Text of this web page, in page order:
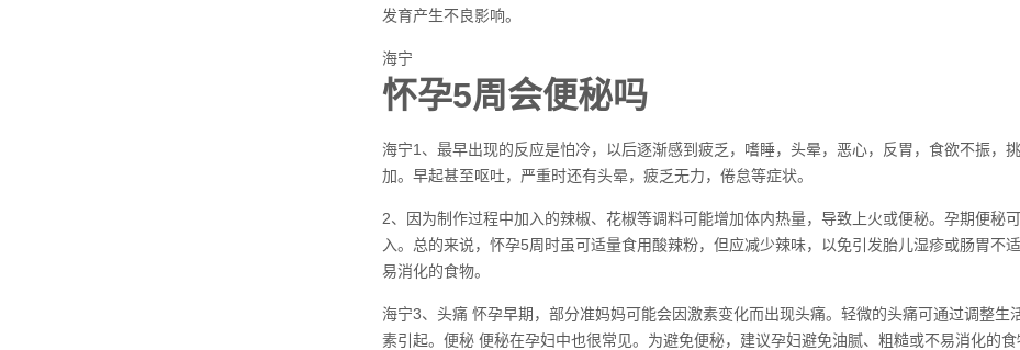
发育产生不良影响。
海宁
怀孕5周会便秘吗
海宁1、最早出现的反应是怕冷，以后逐渐感到疲乏，嗜睡，头晕，恶心，反胃，食欲不振，
加。早起甚至呕吐，严重时还有头晕，疲乏无力，倦怠等症状。
2、因为制作过程中加入的辣椒、花椒等调料可能增加体内热量，导致上火或便秘。孕期便秘
入。总的来说，怀孕5周时虽可适量食用酸辣粉，但应减少辣味，以免引发胎儿湿疹或肠胃不
易消化的食物。
海宁3、头痛 怀孕早期，部分准妈妈可能会因激素变化而出现头痛。轻微的头痛可通过调整
素引起。便秘 便秘在孕妇中也很常见。为避免便秘，建议孕妇避免油腻、粗糙或不易消化的